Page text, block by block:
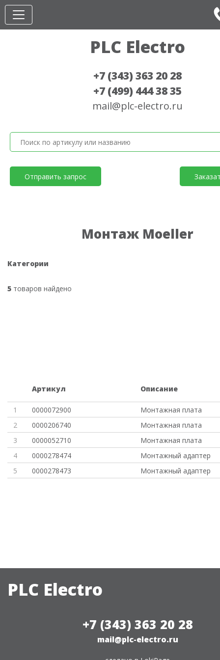
PLC Electro
+7 (343) 363 20 28
+7 (499) 444 38 35
mail@plc-electro.ru
Отправить запрос
Монтаж Moeller
Категории
5 товаров найдено
Артикул Описание
1 0000072900
Монтажная плата
2
0000206740
Монтажная плата
3
0000052710
Монтажная плата
4
0000278474
Монтажный адаптер
5
0000278473 Монтажный адаптер
PLC Electro
+7 (343) 363 20 28
mail@plc-electro.ru